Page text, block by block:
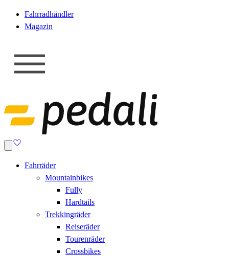
Fahrradhändler
Magazin
Fahrräder
Mountainbikes
Fully
Hardtails
Trekkingräder
Reiseräder
Tourenräder
Crossbikes